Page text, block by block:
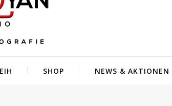
SHOP NEWS & AKTIONEN